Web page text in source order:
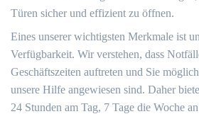
Türen sicher und effizient zu öffnen.
Eines unserer wichtigsten Merkmale ist
Verfügbarkeit.​ Wir verstehen, dass
Geschäftszeiten auftreten und Sie
unsere Hilfe angewiesen sind.​ Daher
24 Stunden am Tag, 7 Tage die Woche